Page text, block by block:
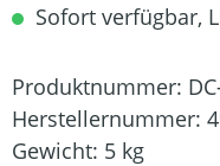
Sofort verfügbar,
Produktnummer:
Herstellernummer:
Gewicht: 5 kg